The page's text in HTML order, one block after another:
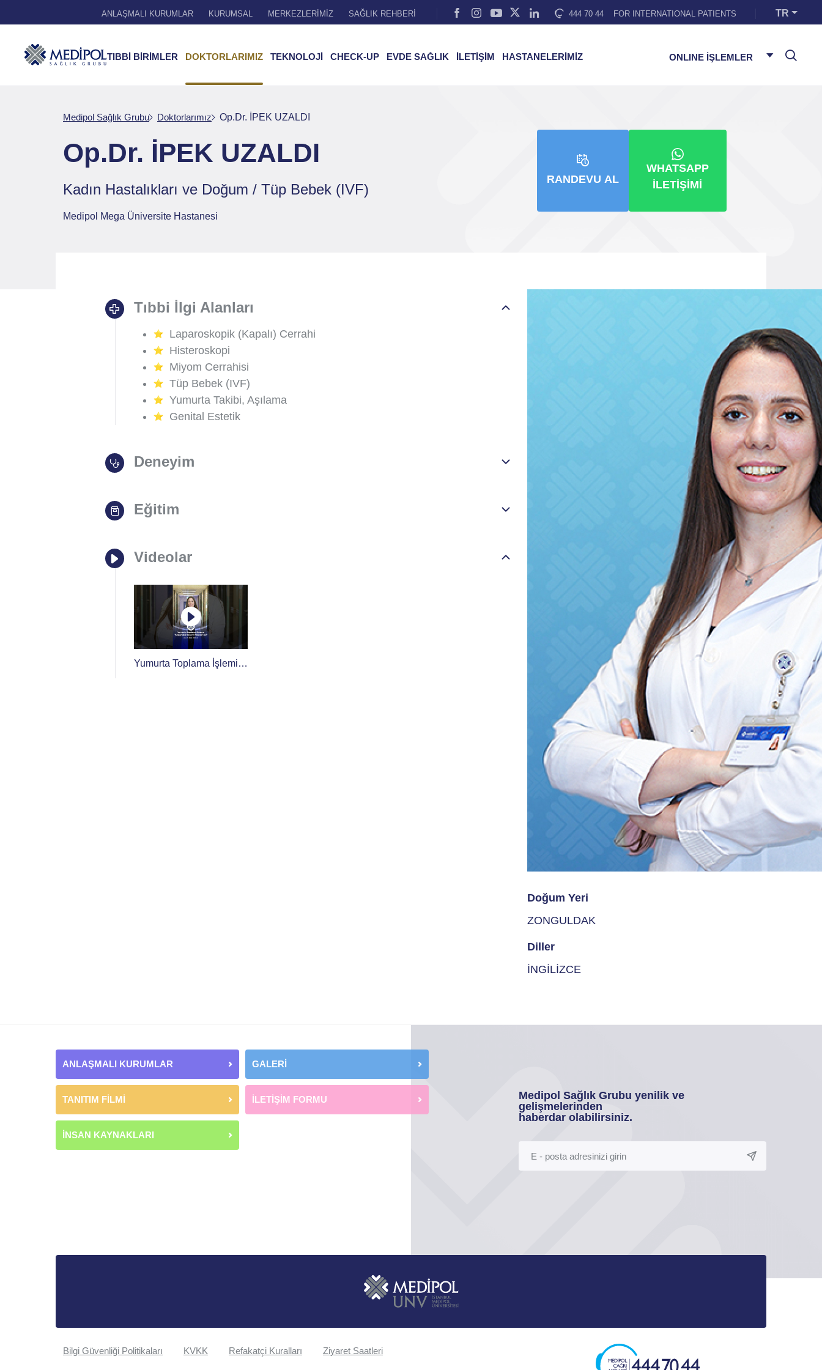
ANLAŞMALI KURUMLAR KURUMSAL MERKEZLERİMİZ SAĞLIK REHBERİ 444 70 44 FOR INTERNATIONAL PATIENTS TR
TIBBİ BİRİMLER DOKTORLARIMIZ TEKNOLOJİ CHECK-UP EVDE SAĞLIK İLETİŞİM HASTANELERİMİZ ONLINE İŞLEMLER
Medipol Sağlık Grubu Doktorlarımız Op.Dr. İPEK UZALDI
Op.Dr. İPEK UZALDI
Kadın Hastalıkları ve Doğum / Tüp Bebek (IVF)
Medipol Mega Üniversite Hastanesi
RANDEVU AL
WHATSAPP
İLETIŞIMI
Doğum Yeri
ZONGULDAK
Diller
İNGİLİZCE
Tıbbi İlgi Alanları
Laparoskopik (Kapalı) Cerrahi
Histeroskopi
Miyom Cerrahisi
Tüp Bebek (IVF)
Yumurta Takibi, Aşılama
Genital Estetik
Deneyim
Eğitim
Videolar
Yumurta Toplama İşlemi
ANLAŞMALI KURUMLAR GALERİ
TANITIM FİLMİ İLETİŞİM FORMU
İNSAN KAYNAKLARI
Medipol Sağlık Grubu yenilik ve
gelişmelerinden
haberdar olabilirsiniz.
Bilgi Güvenliği Politikaları KVKK Refakatçi Kuralları Ziyaret Saatleri